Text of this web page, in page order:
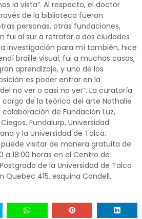
la vista”. Al respecto, el doctor
de la biblioteca fueron
personas, otras fundaciones,
fui al sur a retratar a dos ciudades
investigación para mí también, hice
braille visual, fui a muchas casas,
aprendizaje, y uno de los
es poder entrar en la
no ver o casi no ver”. La curatoría
de la teórica del arte Nathalie
de Fundación Luz,
Fundalurp, Universidad
y la Universidad de Talca.
visitar de manera gratuita de
a 18:00 horas en el Centro de
de la Universidad de Talca
Quebec 415, esquina Condell,